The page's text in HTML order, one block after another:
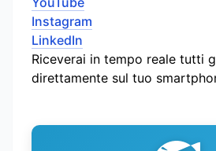
Instagram
LinkedIn
Riceverai in tempo reale tutti
direttamente sul tuo